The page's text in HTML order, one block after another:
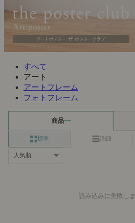
すべて
アート
アートフレーム
フォトフレーム
商品
標準 詳細
読み込みに失敗し